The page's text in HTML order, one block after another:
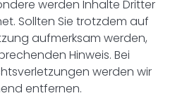
werden Inhalte Dritter
Sollten Sie trotzdem auf
aufmerksam werden,
Hinweis. Bei
werden wir
entfernen.